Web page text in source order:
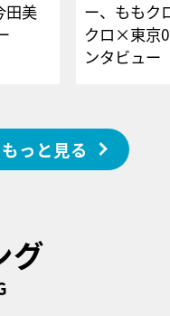
田美
ー
ー、ももク
クロ×東京
ンタビュー
っと見る
グ